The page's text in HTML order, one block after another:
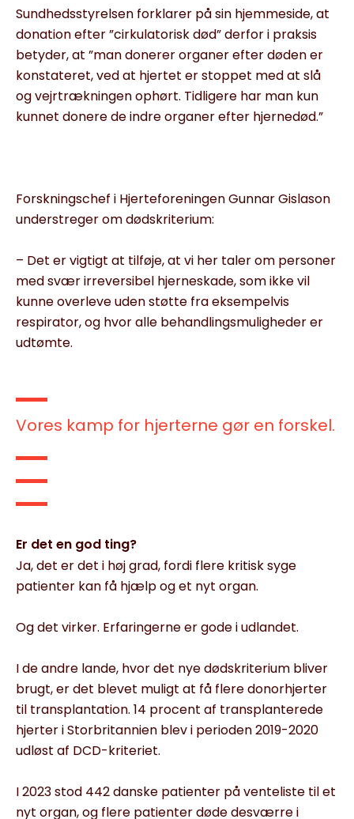
Sundhedsstyrelsen forklarer på sin hjemmeside, at
donation efter ”cirkulatorisk død” derfor i praksis
betyder, at ”man donerer organer efter døden er
konstateret, ved at hjertet er stoppet med at slå
og vejrtrækningen ophørt. Tidligere har man kun
kunnet donere de indre organer efter hjernedød.”
Forskningschef i Hjerteforeningen Gunnar Gislason
understreger om dødskriterium:
– Det er vigtigt at tilføje, at vi her taler om personer
med svær irreversibel hjerneskade, som ikke vil
kunne overleve uden støtte fra eksempelvis
respirator, og hvor alle behandlingsmuligheder er
udtømte.
Vores kamp for hjerterne gør en forskel.
Er det en god ting?
Ja, det er det i høj grad, fordi flere kritisk syge
patienter kan få hjælp og et nyt organ.
Og det virker. Erfaringerne er gode i udlandet.
I de andre lande, hvor det nye dødskriterium bliver
brugt, er det blevet muligt at få flere donorhjerter
til transplantation. 14 procent af transplanterede
hjerter i Storbritannien blev i perioden 2019-2020
udløst af DCD-kriteriet.
I 2023 stod 442 danske patienter på venteliste til et
nyt organ, og flere patienter døde desværre i